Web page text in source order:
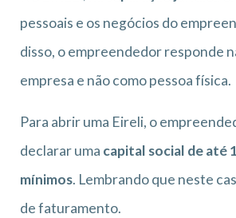
pessoais e os negócios do
disso, o empreendedor responde
empresa e não como pessoa física.
Para abrir uma Eireli, o
declarar uma capital social de até
mínimos. Lembrando que neste
de faturamento.